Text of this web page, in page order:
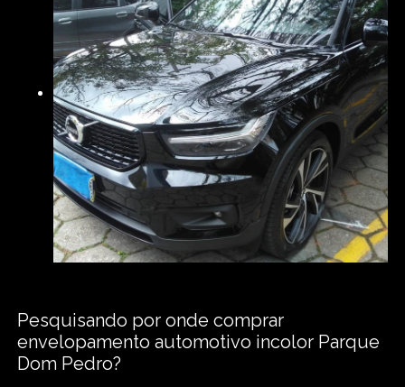
Pesquisando por onde comprar
envelopamento automotivo incolor Parque
Dom Pedro?